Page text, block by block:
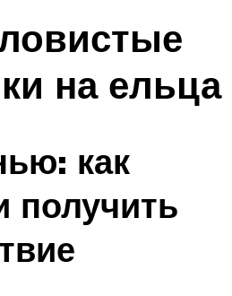
на ельца
как
получить